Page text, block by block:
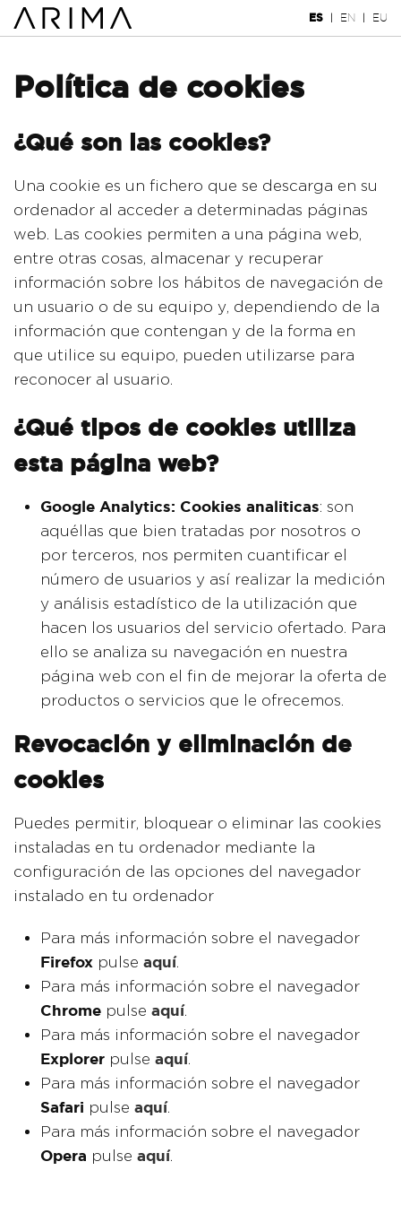
ES | EN | EU
Política de cookies
¿Qué son las cookies?
Una cookie es un fichero que se descarga en su
ordenador al acceder a determinadas páginas
web. Las cookies permiten a una página web,
entre otras cosas, almacenar y recuperar
información sobre los hábitos de navegación de
un usuario o de su equipo y, dependiendo de la
información que contengan y de la forma en
que utilice su equipo, pueden utilizarse para
reconocer al usuario.
¿Qué tipos de cookies utiliza
esta página web?
Google Analytics: Cookies analiticas: son
aquéllas que bien tratadas por nosotros o
por terceros, nos permiten cuantificar el
número de usuarios y así realizar la medición
y análisis estadístico de la utilización que
hacen los usuarios del servicio ofertado. Para
ello se analiza su navegación en nuestra
página web con el fin de mejorar la oferta de
productos o servicios que le ofrecemos.
Revocación y eliminación de
cookies
Puedes permitir, bloquear o eliminar las cookies
instaladas en tu ordenador mediante la
configuración de las opciones del navegador
instalado en tu ordenador
Para más información sobre el navegador
Firefox pulse aquí.
Para más información sobre el navegador
Chrome pulse aquí.
Para más información sobre el navegador
Explorer pulse aquí.
Para más información sobre el navegador
Safari pulse aquí.
Para más información sobre el navegador
Opera pulse aquí.